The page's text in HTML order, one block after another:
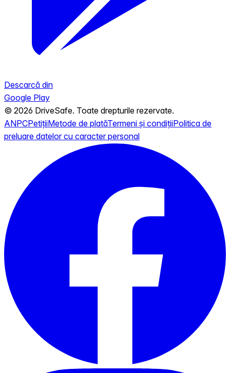
Descarcă din
Google Play
© 2026 DriveSafe. Toate drepturile rezervate.
ANPCPetițiiMetode de platăTermeni și condițiiPolitica de
preluare datelor cu caracter personal